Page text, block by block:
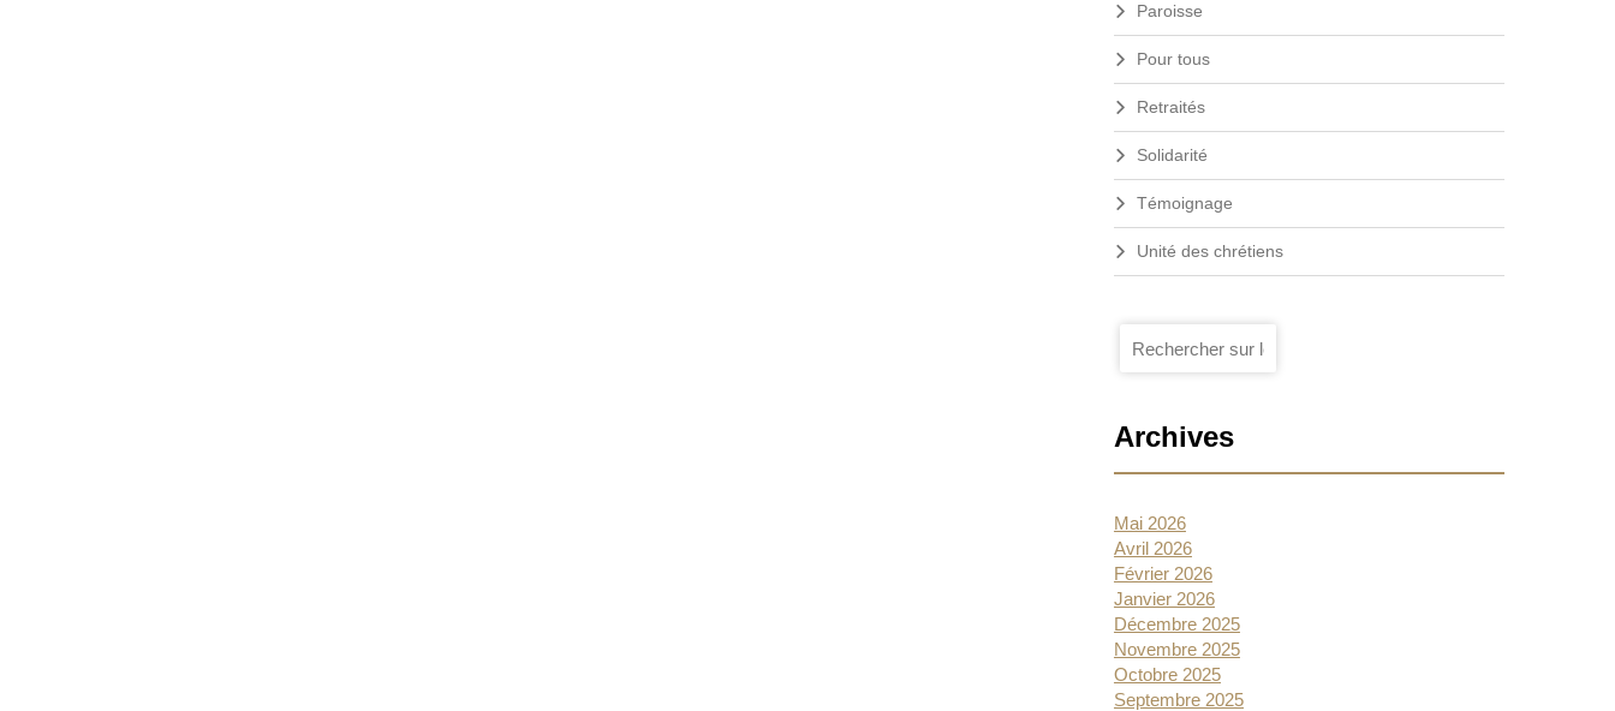
Paroisse
Pour tous
Retraités
Solidarité
Témoignage
Unité des chrétiens
recherche
Archives
Mai 2026
Avril 2026
Février 2026
Janvier 2026
Décembre 2025
Novembre 2025
Octobre 2025
Septembre 2025